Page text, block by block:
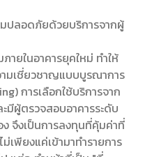
ปลอดภัยด้วยบริการจากผู้
ายในอาคารยุคใหม่ ทำให้
มเชี่ยวชาญแบบบูรณาการ
การเลือกใช้บริการจาก
ผู้ตรวจสอบอาคารระดับ
จึงเป็นการลงทุนที่คุ้มค่าที่
เพียงแค่เข้ามาทำรายการ